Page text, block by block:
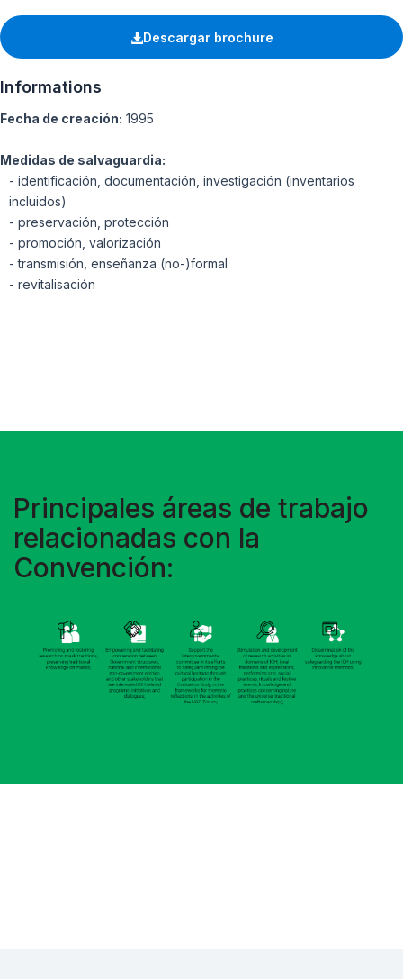
Descargar brochure
Informations
Fecha de creación: 1995
Medidas de salvaguardia:
- identificación, documentación, investigación (inventarios
incluidos)
- preservación, protección
- promoción, valorización
- transmisión, enseñanza (no-)formal
- revitalisación
Principales áreas de trabajo
relacionadas con la
Convención: